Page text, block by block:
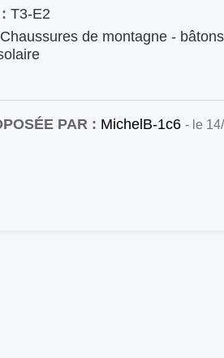
T3-E2
Chaussures de montagne -
PAR : MichelB-1c6 - le